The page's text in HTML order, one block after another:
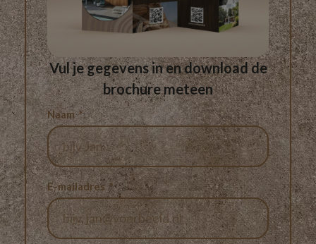
Vul je gegevens in en download de
brochure meteen
Naam
E-mailadres